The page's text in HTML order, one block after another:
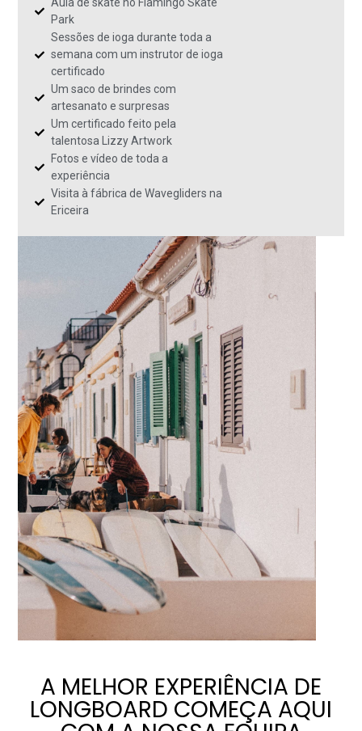
Aula de skate no Flamingo Skate
Park
Sessões de ioga durante toda a
semana com um instrutor de ioga
certificado
Um saco de brindes com
artesanato e surpresas
Um certificado feito pela
talentosa Lizzy Artwork
Fotos e vídeo de toda a
experiência
Visita à fábrica de Wavegliders na
Ericeira
A MELHOR EXPERIÊNCIA DE
LONGBOARD COMEÇA AQUI